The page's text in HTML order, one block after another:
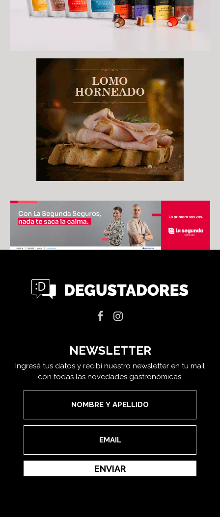
NEWSLETTER
Ingresá tus datos y recibí nuestro newsletter en tu mail
con todas las novedades gastronómicas.
ENVIAR